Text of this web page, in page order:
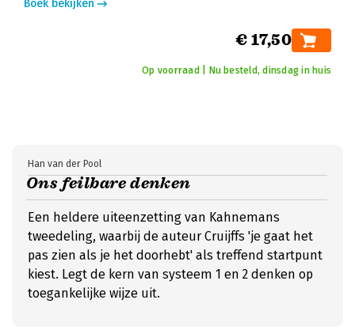
Boek bekijken
€ 17,50
Op voorraad | Nu besteld, dinsdag in huis
Ons feilbare denken
Han van der Pool
Een heldere uiteenzetting van Kahnemans
tweedeling, waarbij de auteur Cruijffs 'je gaat het
pas zien als je het doorhebt' als treffend startpunt
kiest. Legt de kern van systeem 1 en 2 denken op
toegankelijke wijze uit.